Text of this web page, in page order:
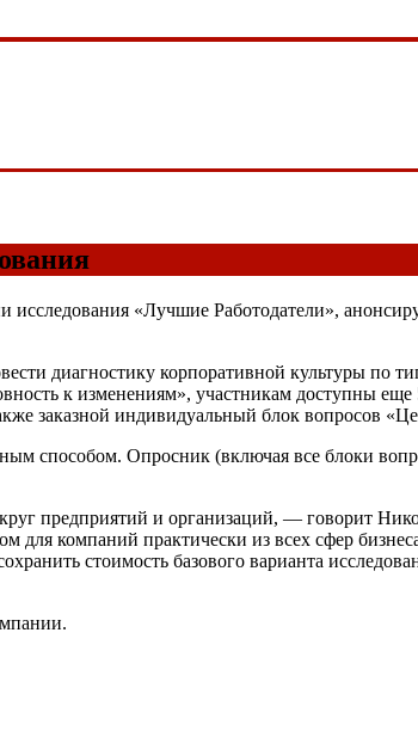
«Лучшие Работодатели»,
диагностику корпоративной культуры по
к изменениям», участникам доступны
заказной индивидуальный блок вопросов
Опросник (включая все блоки
предприятий и организаций, — говорит
компаний практически из всех сфер
стоимость базового варианта